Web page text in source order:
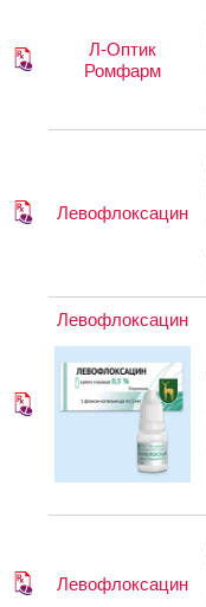
Л-Оптик
Ромфарм
Левофлоксацин
Левофлоксацин
Левофлоксацин